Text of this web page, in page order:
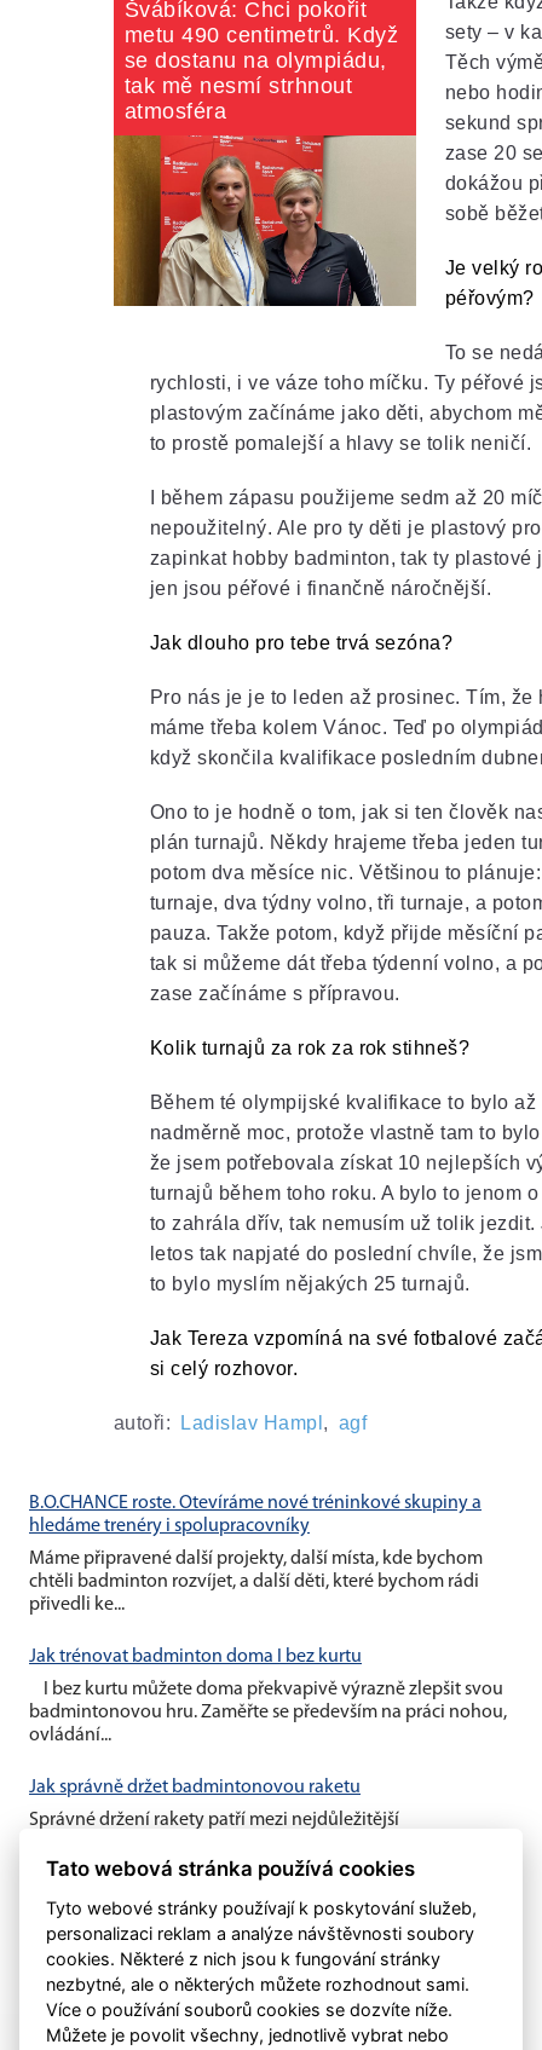
Švábíková: Chci pokořit
metu 490 centimetrů. Když
se dostanu na olympiádu,
tak mě nesmí strhnout
atmosféra
sety – v
Těch
nebo
sekund
zase 20
dokážou
sobě
Je velký
péřovým?
To se
rychlosti, i ve váze toho míčku. Ty péřové
plastovým začínáme jako děti, abychom
to prostě pomalejší a hlavy se tolik neničí.
I během zápasu použijeme sedm až 20
nepoužitelný. Ale pro ty děti je plastový
zapinkat hobby badminton, tak ty
jen jsou péřové i finančně náročnější.
Jak dlouho pro tebe trvá sezóna?
Pro nás je je to leden až prosinec. Tím,
máme třeba kolem Vánoc. Teď po
když skončila kvalifikace posledním
Ono to je hodně o tom, jak si ten člověk
plán turnajů. Někdy hrajeme třeba jeden
potom dva měsíce nic. Většinou to
turnaje, dva týdny volno, tři turnaje, a
pauza. Takže potom, když přijde měsíční
tak si můžeme dát třeba týdenní volno, a
zase začínáme s přípravou.
Kolik turnajů za rok za rok stihneš?
Během té olympijské kvalifikace to bylo až
nadměrně moc, protože vlastně tam to
že jsem potřebovala získat 10 nejlepších
turnajů během toho roku. A bylo to jenom
to zahrála dřív, tak nemusím už tolik
letos tak napjaté do poslední chvíle, že
to bylo myslím nějakých 25 turnajů.
Jak Tereza vzpomíná na své fotbalové
si celý rozhovor.
autoři: Ladislav Hampl , agf
B.O.CHANCE roste. Otevíráme nové tréninkové skupiny a
hledáme trenéry i spolupracovníky
Máme připravené další projekty, další místa, kde bychom
chtěli badminton rozvíjet, a další děti, které bychom rádi
přivedli ke...
Jak trénovat badminton doma I bez kurtu
I bez kurtu můžete doma překvapivě výrazně zlepšit svou
badmintonovou hru. Zaměřte se především na práci nohou,
ovládání...
Jak správně držet badmintonovou raketu
Správné držení rakety patří mezi nejdůležitější
kontrolovat míček, zahrát...
Tato webová stránka používá cookies
Tyto webové stránky používají k poskytování služeb,
personalizaci reklam a analýze návštěvnosti soubory
cookies. Některé z nich jsou k fungování stránky
nezbytné, ale o některých můžete rozhodnout sami.
Více o používání souborů cookies se dozvíte níže.
Můžete je povolit všechny, jednotlivě vybrat nebo